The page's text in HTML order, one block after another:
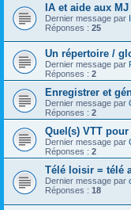
IA et aide aux MJ
Dernier message par
Réponses : 25
Un répertoire /
Dernier message par
Réponses : 2
Enregistrer et
Dernier message par
Réponses : 2
Quel(s) VTT pour
Dernier message par
Réponses : 2
Télé loisir = télé
Dernier message par
Réponses : 18